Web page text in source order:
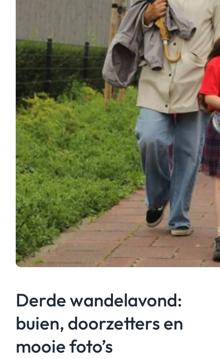
Derde wandelavond:
buien, doorzetters en
mooie foto’s